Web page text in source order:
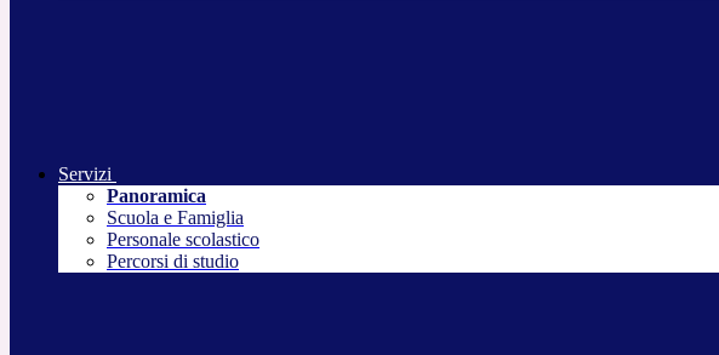
Servizi
Panoramica
Scuola e Famiglia
Personale scolastico
Percorsi di studio